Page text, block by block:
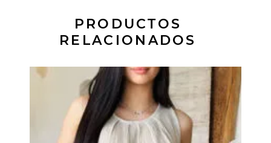
PRODUCTOS
RELACIONADOS